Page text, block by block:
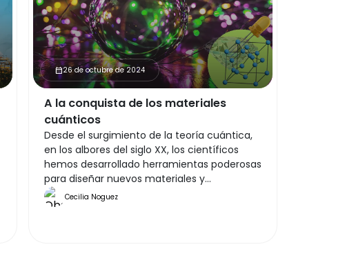
calendar_month26 de octubre de 2024
A la conquista de los materiales
cuánticos
Desde el surgimiento de la teoría cuántica,
en los albores del siglo XX, los científicos
hemos desarrollado herramientas poderosas
para diseñar nuevos materiales y
dispositivos, sistemas que no existen en la
naturaleza pero que se delinean a partir de
Cecilia Noguez